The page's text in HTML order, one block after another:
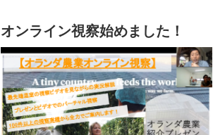
オンライン視察始めました！